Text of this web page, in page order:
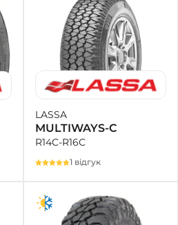
LASSA
MULTIWAYS-C
R14C-R16C
1 відгук